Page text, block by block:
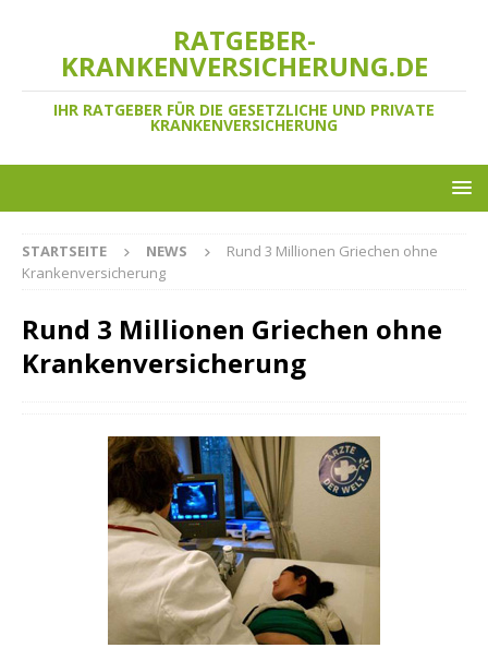
RATGEBER-
KRANKENVERSICHERUNG.DE
IHR RATGEBER FÜR DIE GESETZLICHE UND PRIVATE
KRANKENVERSICHERUNG
STARTSEITE NEWS
Rund 3 Millionen Griechen ohne
Krankenversicherung
Rund 3 Millionen Griechen ohne
Krankenversicherung